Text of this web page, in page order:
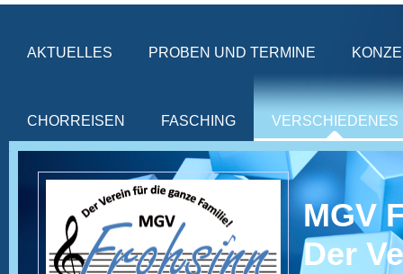
AKTUELLES PROBEN UND TERMINE
CHORREISEN FASCHING VERSCHIEDENES
MGV
Der